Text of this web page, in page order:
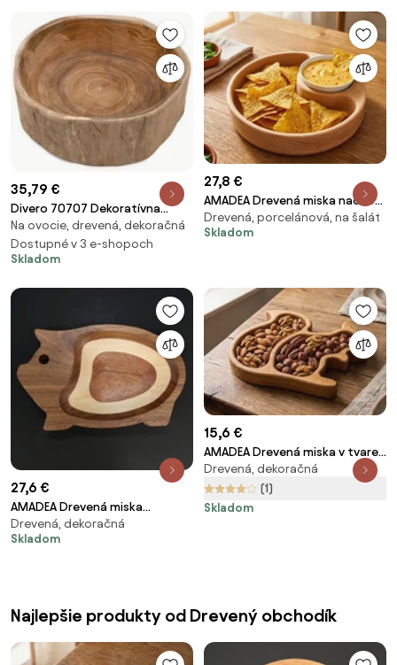
35,79 €
Divero 70707 Dekoratívna
guľatá drevená miska
Na ovocie, drevená, dekoračná
Dostupné v 3 e-shopoch
Skladom
27,8 €
AMADEA Drevená miska nachos
guľatá, masívne drevo, rozmer
20x4, 5 cm
Drevená, porcelánová, na šalát
Skladom
27,6 €
AMADEA Drevená miska
mozaika v tvare ošípanej,
masívne drevo, 3 druhy drevín,
Drevená, dekoračná
Skladom
15,6 €
AMADEA Drevená miska v tvare
veveričky, masívne drevo,
veľkosť 21,5x17 cm
Drevená, dekoračná
(1)
Skladom
Najlepšie produkty od Drevený obchodík